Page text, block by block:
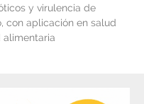
y virulencia de
con aplicación en salud
alimentaria